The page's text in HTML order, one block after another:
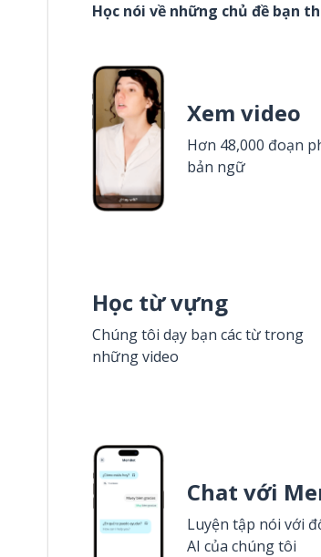
Học nói về những chủ đề bạn
Xem video
Hơn 48,000 đoạn
bản ngữ
Học từ vựng
Chúng tôi dạy bạn các từ trong
những video
Chat với
Luyện tập nói với
AI của chúng tôi